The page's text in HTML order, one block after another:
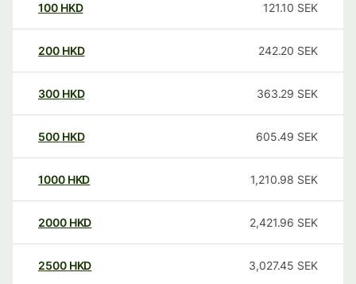
100 HKD 121.10 SEK
200 HKD 242.20 SEK
300 HKD 363.29 SEK
500 HKD 605.49 SEK
1000 HKD 1,210.98 SEK
2000 HKD 2,421.96 SEK
2500 HKD 3,027.45 SEK